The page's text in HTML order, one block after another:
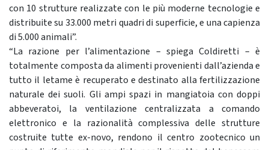
con 10 strutture realizzate con le più moderne tecnologie e
distribuite su 33.000 metri quadri di superficie, e una capienza
di 5.000 animali”.
“La razione per l’alimentazione – spiega Coldiretti – è
totalmente composta da alimenti provenienti dall’azienda e
tutto il letame è recuperato e destinato alla fertilizzazione
naturale dei suoli. Gli ampi spazi in mangiatoia con doppi
abbeveratoi, la ventilazione centralizzata a comando
elettronico e la razionalità complessiva delle strutture
costruite tutte ex-novo, rendono il centro zootecnico un